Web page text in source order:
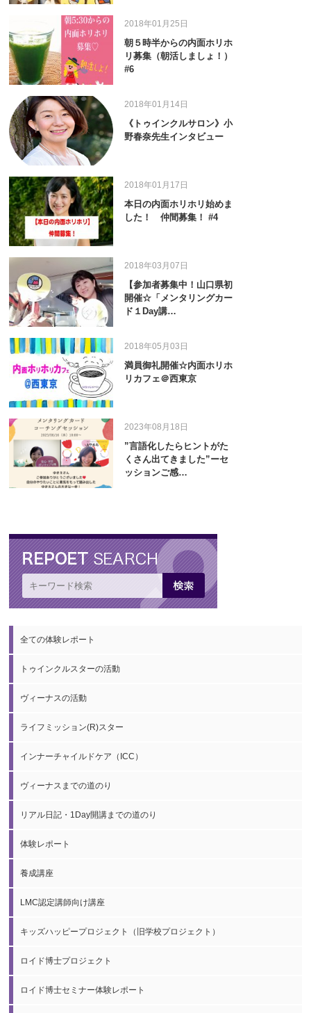
2018年01月25日
朝５時半からの内面ホリホ
リ募集（朝活しましょ！）
#6
2018年01月14日
《トゥインクルサロン》小
野春奈先生インタビュー
2018年01月17日
本日の内面ホリホリ始めま
した！ 仲間募集！ #4
2018年03月07日
【参加者募集中！山口県初
開催☆「メンタリングカー
ド１Day講…
2018年05月03日
満員御礼開催☆内面ホリホ
リカフェ＠西東京
2023年08月18日
”言語化したらヒントがた
くさん出てきました”ーセ
ッションご感…
全ての体験レポート
トゥインクルスターの活動
ヴィーナスの活動
ライフミッション(R)スター
インナーチャイルドケア（ICC）
ヴィーナスまでの道のり
リアル日記・1Day開講までの道のり
体験レポート
養成講座
LMC認定講師向け講座
キッズハッピープロジェクト（旧学校プロジェクト）
ロイド博士プロジェクト
ロイド博士セミナー体験レポート